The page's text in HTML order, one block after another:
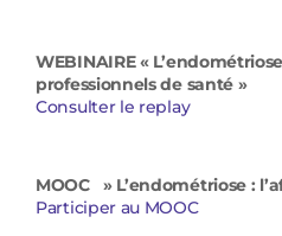
WEBINAIRE«
professionnels de santé »
Consulter le replay
MOOC » L’endométriose :
Participer au MOOC